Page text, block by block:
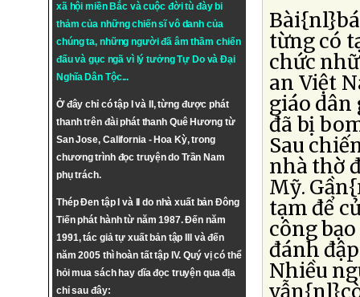
xã hội miền Bắc và cuộc đời tù đày bi
thảm của những chiến sĩ vô danh của
chúng ta, những người đã âm thầm chiến
đấu và gục ngã vì lý tưởngTự DovàĐại
Nghĩa Dân Tộc...
Ở đây chỉ có tập I và II, từng được phát
thanh trên đài phát thanh Quê Hương từ
San Jose, California - Hoa Kỳ, trong
chương trình đọc truyện do Trần Nam
phụ trách.
Thép Đen tập I và II do nhà xuất bản Đông
Tiến phát hành từ năm 1987. Đến năm
1991, tác giả tự xuất bản tập III và đến
năm 2005 thì hoàn tất tập IV. Quý vị có thể
hỏi mua sách hay dĩa đọc truyện qua địa
chỉ sau đây:
từng có
chức
an Việt
giáo dân
đã bị
Sau
nhà thờ
Mỹ.
tạm để
công
đánh
Nhiều